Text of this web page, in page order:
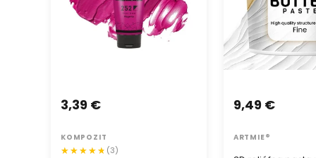
3,39 €
KOMPOZIT
(3)
9,49 €
ARTMIE®